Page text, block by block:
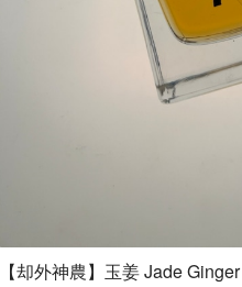
【却外神農】玉姜 Jade Ginger